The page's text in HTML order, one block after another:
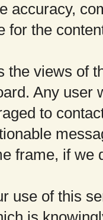
accuracy,
for the
the views of
Any user
to
frame, if we
use of this